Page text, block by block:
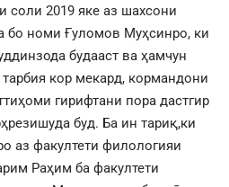
соли 2019 яке аз шахсони
бо номи Ғуломов Муҳсинро, ки
будааст ва ҳамчун
кор мекард, кормандони
гирифтани пора дастгир
буд. Ба ин тариқ,ки
аз факултети филологияи
Раҳим ба факултети